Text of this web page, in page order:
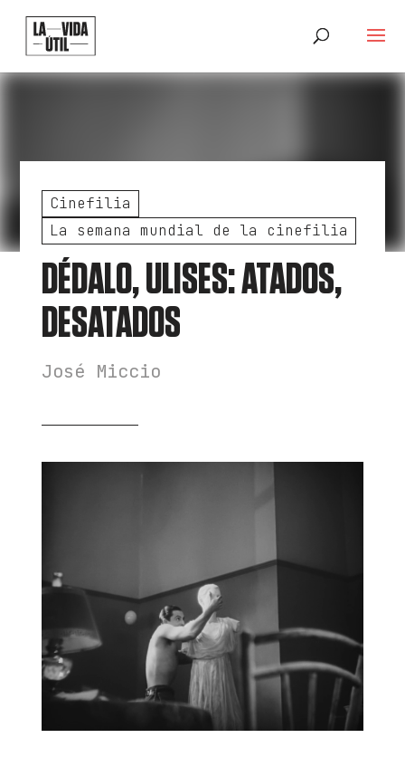
Cinefilia
La semana mundial de la cinefilia
DÉDALO, ULISES: ATADOS,
DESATADOS
José Miccio